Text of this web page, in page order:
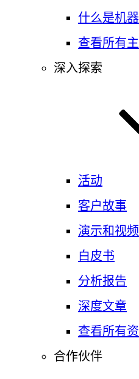
什么是机
查看所有
深入探索
活动
客户故事
演示和视频
白皮书
分析报告
深度文章
查看所有
合作伙伴